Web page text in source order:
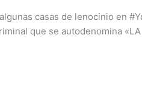
casas de lenocinio en
que se autodenomina «LA